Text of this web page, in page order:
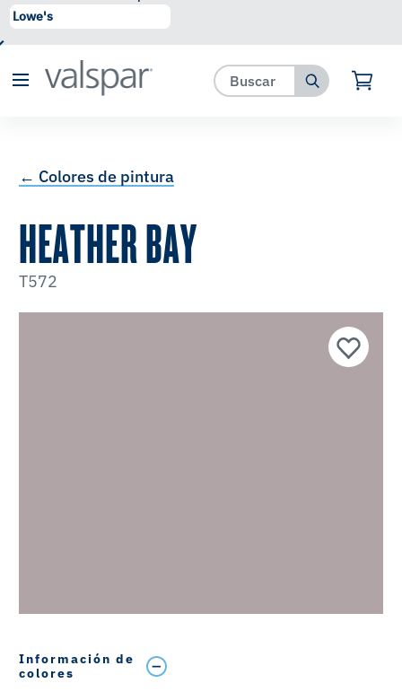
se ha agregado a favoritos.
← Colores de pintura
HEATHER BAY
T572
Información de
colores